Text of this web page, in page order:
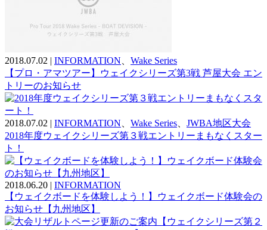
2018.07.02 | INFORMATION
Wake Series
【プロ・アマツアー】ウェイクシリーズ第3戦 芦屋大会 エン
トリーのお知らせ
2018.07.02 | INFORMATION Wake Series
JWBA地区大会
2018年度ウェイクシリーズ第３戦エントリーまもなくスター
ト！
2018.06.20 | INFORMATION
【ウェイクボードを体験しよう！】ウェイクボード体験会の
お知らせ【九州地区】